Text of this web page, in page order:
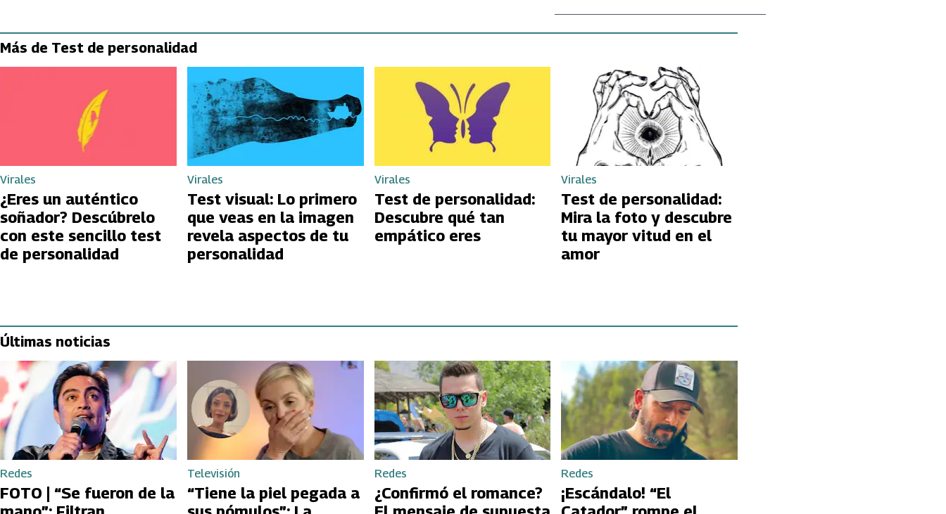
Más de Test de personalidad
Virales
¿Eres un auténtico
soñador? Descúbrelo
con este sencillo test
de personalidad
Virales
Test visual: Lo primero
que veas en la imagen
revela aspectos de tu
personalidad
Virales
Test de personalidad:
Descubre qué tan
empático eres
Virales
Test de personalidad:
Mira la foto y descubre
tu mayor vitud en el
amor
Últimas noticias
Redes
FOTO | “Se fueron de la
Televisión
“Tiene la piel pegada a
Redes
¿Confirmó el romance?
Redes
¡Escándalo! “El